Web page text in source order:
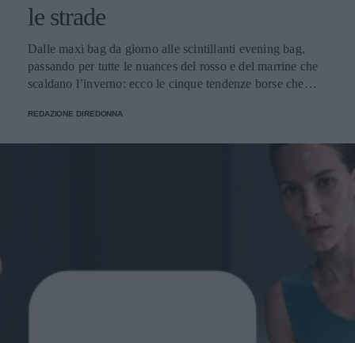
le strade
Dalle maxi bag da giorno alle scintillanti evening bag,
passando per tutte le nuances del rosso e del marrine che
scaldano l’inverno: ecco le cinque tendenze borse che
REDAZIONE DIREDONNA